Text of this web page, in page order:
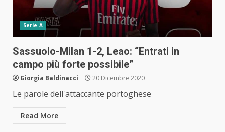
Serie A
Sassuolo-Milan 1-2, Leao: “Entrati in
campo più forte possibile”
Giorgia Baldinacci 20 Dicembre 2020
Le parole dell'attaccante portoghese
Read More